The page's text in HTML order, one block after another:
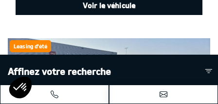
Affinez votre recherche
Voir le véhicule
Leasing d'été